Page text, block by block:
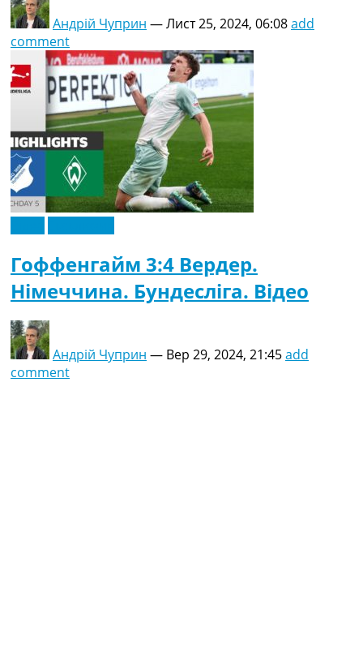
Андрій Чуприн —Лист 25, 2024, 06:08add
comment
Гоффенгайм 3:4 Вердер.
Німеччина. Бундесліга. Відео
Андрій Чуприн — Вер 29, 2024, 21:45add
comment